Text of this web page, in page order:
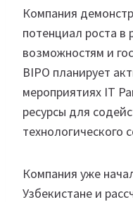
Компания
потенциал роста в
возможностям и
BIPO планирует
мероприятиях IT
ресурсы для
технологического
Компания уже
Узбекистане и